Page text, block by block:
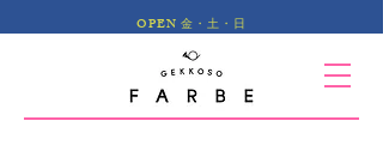
OPEN 金・土・日